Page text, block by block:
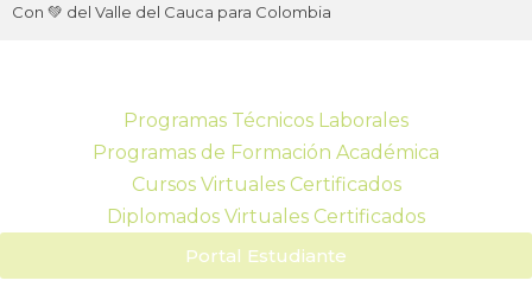
Con 💚 del Valle del Cauca para Colombia
Programas Técnicos Laborales
Programas de Formación Académica
Cursos Virtuales Certificados
Diplomados Virtuales Certificados
Portal Estudiante